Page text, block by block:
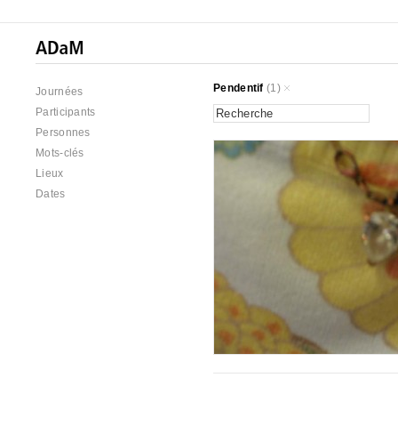
Journées
Participants
Personnes
Mots-clés
Lieux
Dates
Pendentif (1)